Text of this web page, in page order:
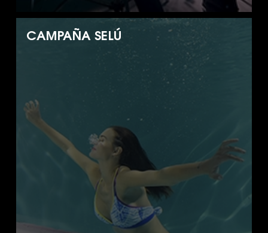
CAMPAÑA SELÚ